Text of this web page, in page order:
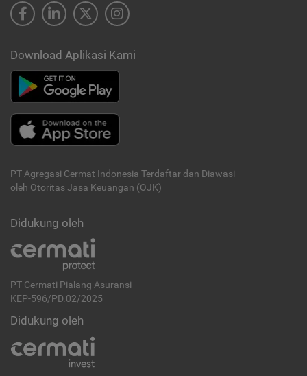
Download Aplikasi Kami
PT Agregasi Cermat Indonesia Terdaftar dan Diawasi
oleh Otoritas Jasa Keuangan (OJK)
Didukung oleh
PT Cermati Pialang Asuransi
KEP-596/PD.02/2025
Didukung oleh